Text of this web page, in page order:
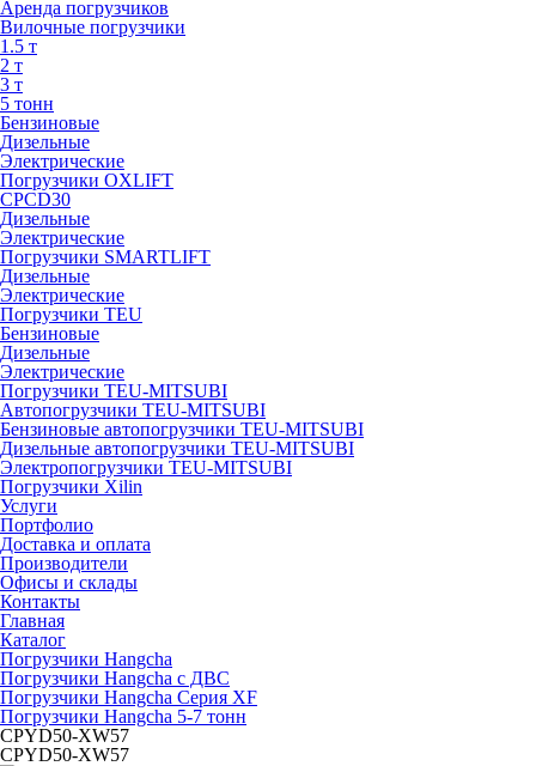
Аренда погрузчиков
Вилочные погрузчики
1.5 т
2 т
3 т
5 тонн
Бензиновые
Дизельные
Электрические
Погрузчики OXLIFT
CPCD30
Дизельные
Электрические
Погрузчики SMARTLIFT
Дизельные
Электрические
Погрузчики TEU
Бензиновые
Дизельные
Электрические
Погрузчики TEU-MITSUBI
Автопогрузчики TEU-MITSUBI
Бензиновые автопогрузчики TEU-MITSUBI
Дизельные автопогрузчики TEU-MITSUBI
Электропогрузчики TEU-MITSUBI
Погрузчики Xilin
Услуги
Портфолио
Доставка и оплата
Производители
Офисы и склады
Контакты
Главная
Каталог
Погрузчики Hangcha
Погрузчики Hangcha с ДВС
Погрузчики Hangcha Серия XF
Погрузчики Hangcha 5-7 тонн
CPYD50-XW57
CPYD50-XW57